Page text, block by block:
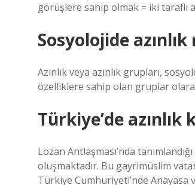
görüşlere sahip olmak = iki taraflı
Sosyolojide
Azınlık veya azınlık grupları,
özelliklere sahip olan gruplar
Türkiye’de azınlık
Lozan Antlaşması’nda
oluşmaktadır. Bu gayrimüslim
Türkiye Cumhuriyeti’nde Anayasa